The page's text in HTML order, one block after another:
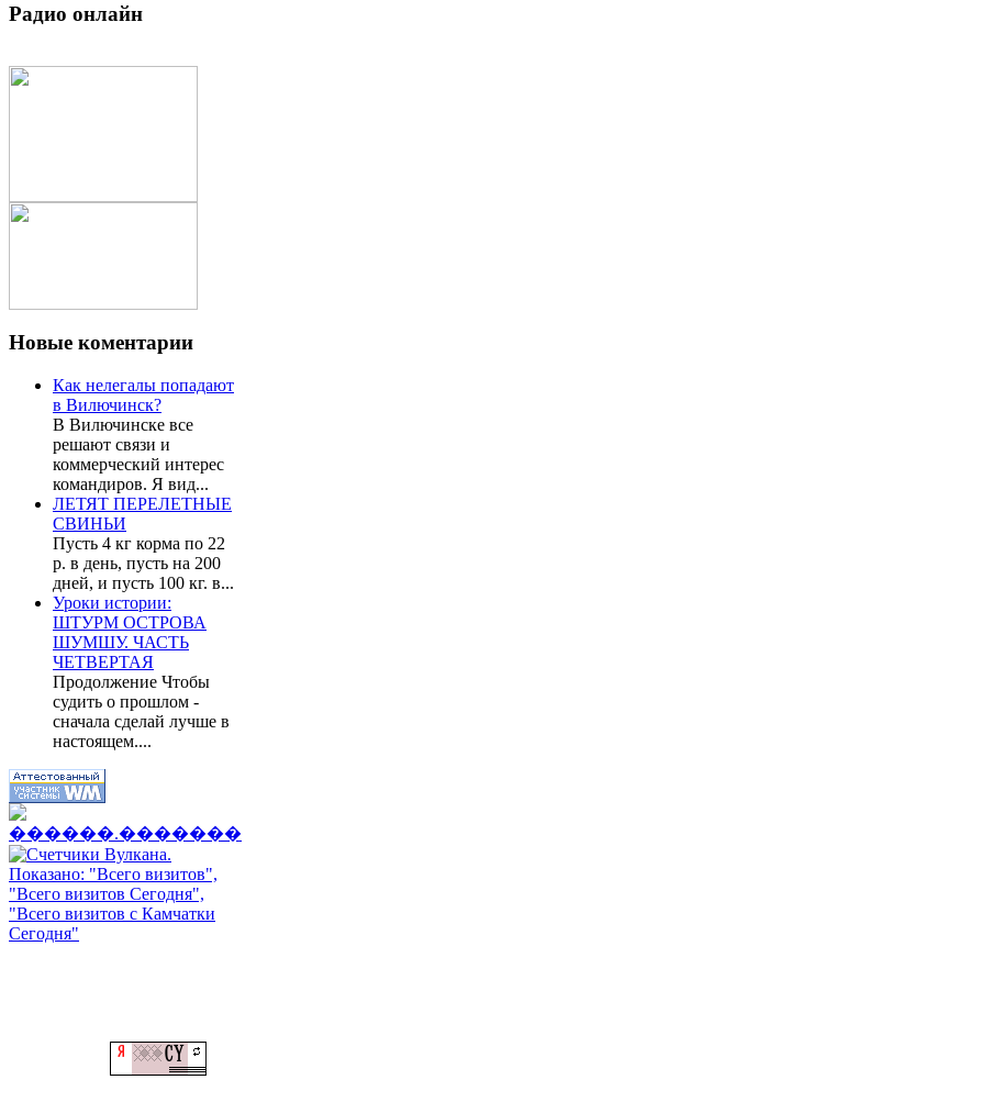
Радио онлайн
Новые коментарии
Как нелегалы попадают
в Вилючинск?
В Вилючинске все
решают связи и
коммерческий интерес
командиров. Я вид...
ЛЕТЯТ ПЕРЕЛЕТНЫЕ
СВИНЬИ
Пусть 4 кг корма по 22
р. в день, пусть на 200
дней, и пусть 100 кг. в...
Уроки истории:
ШТУРМ ОСТРОВА
ШУМШУ. ЧАСТЬ
ЧЕТВЕРТАЯ
Продолжение Чтобы
судить о прошлом -
сначала сделай лучше в
настоящем....